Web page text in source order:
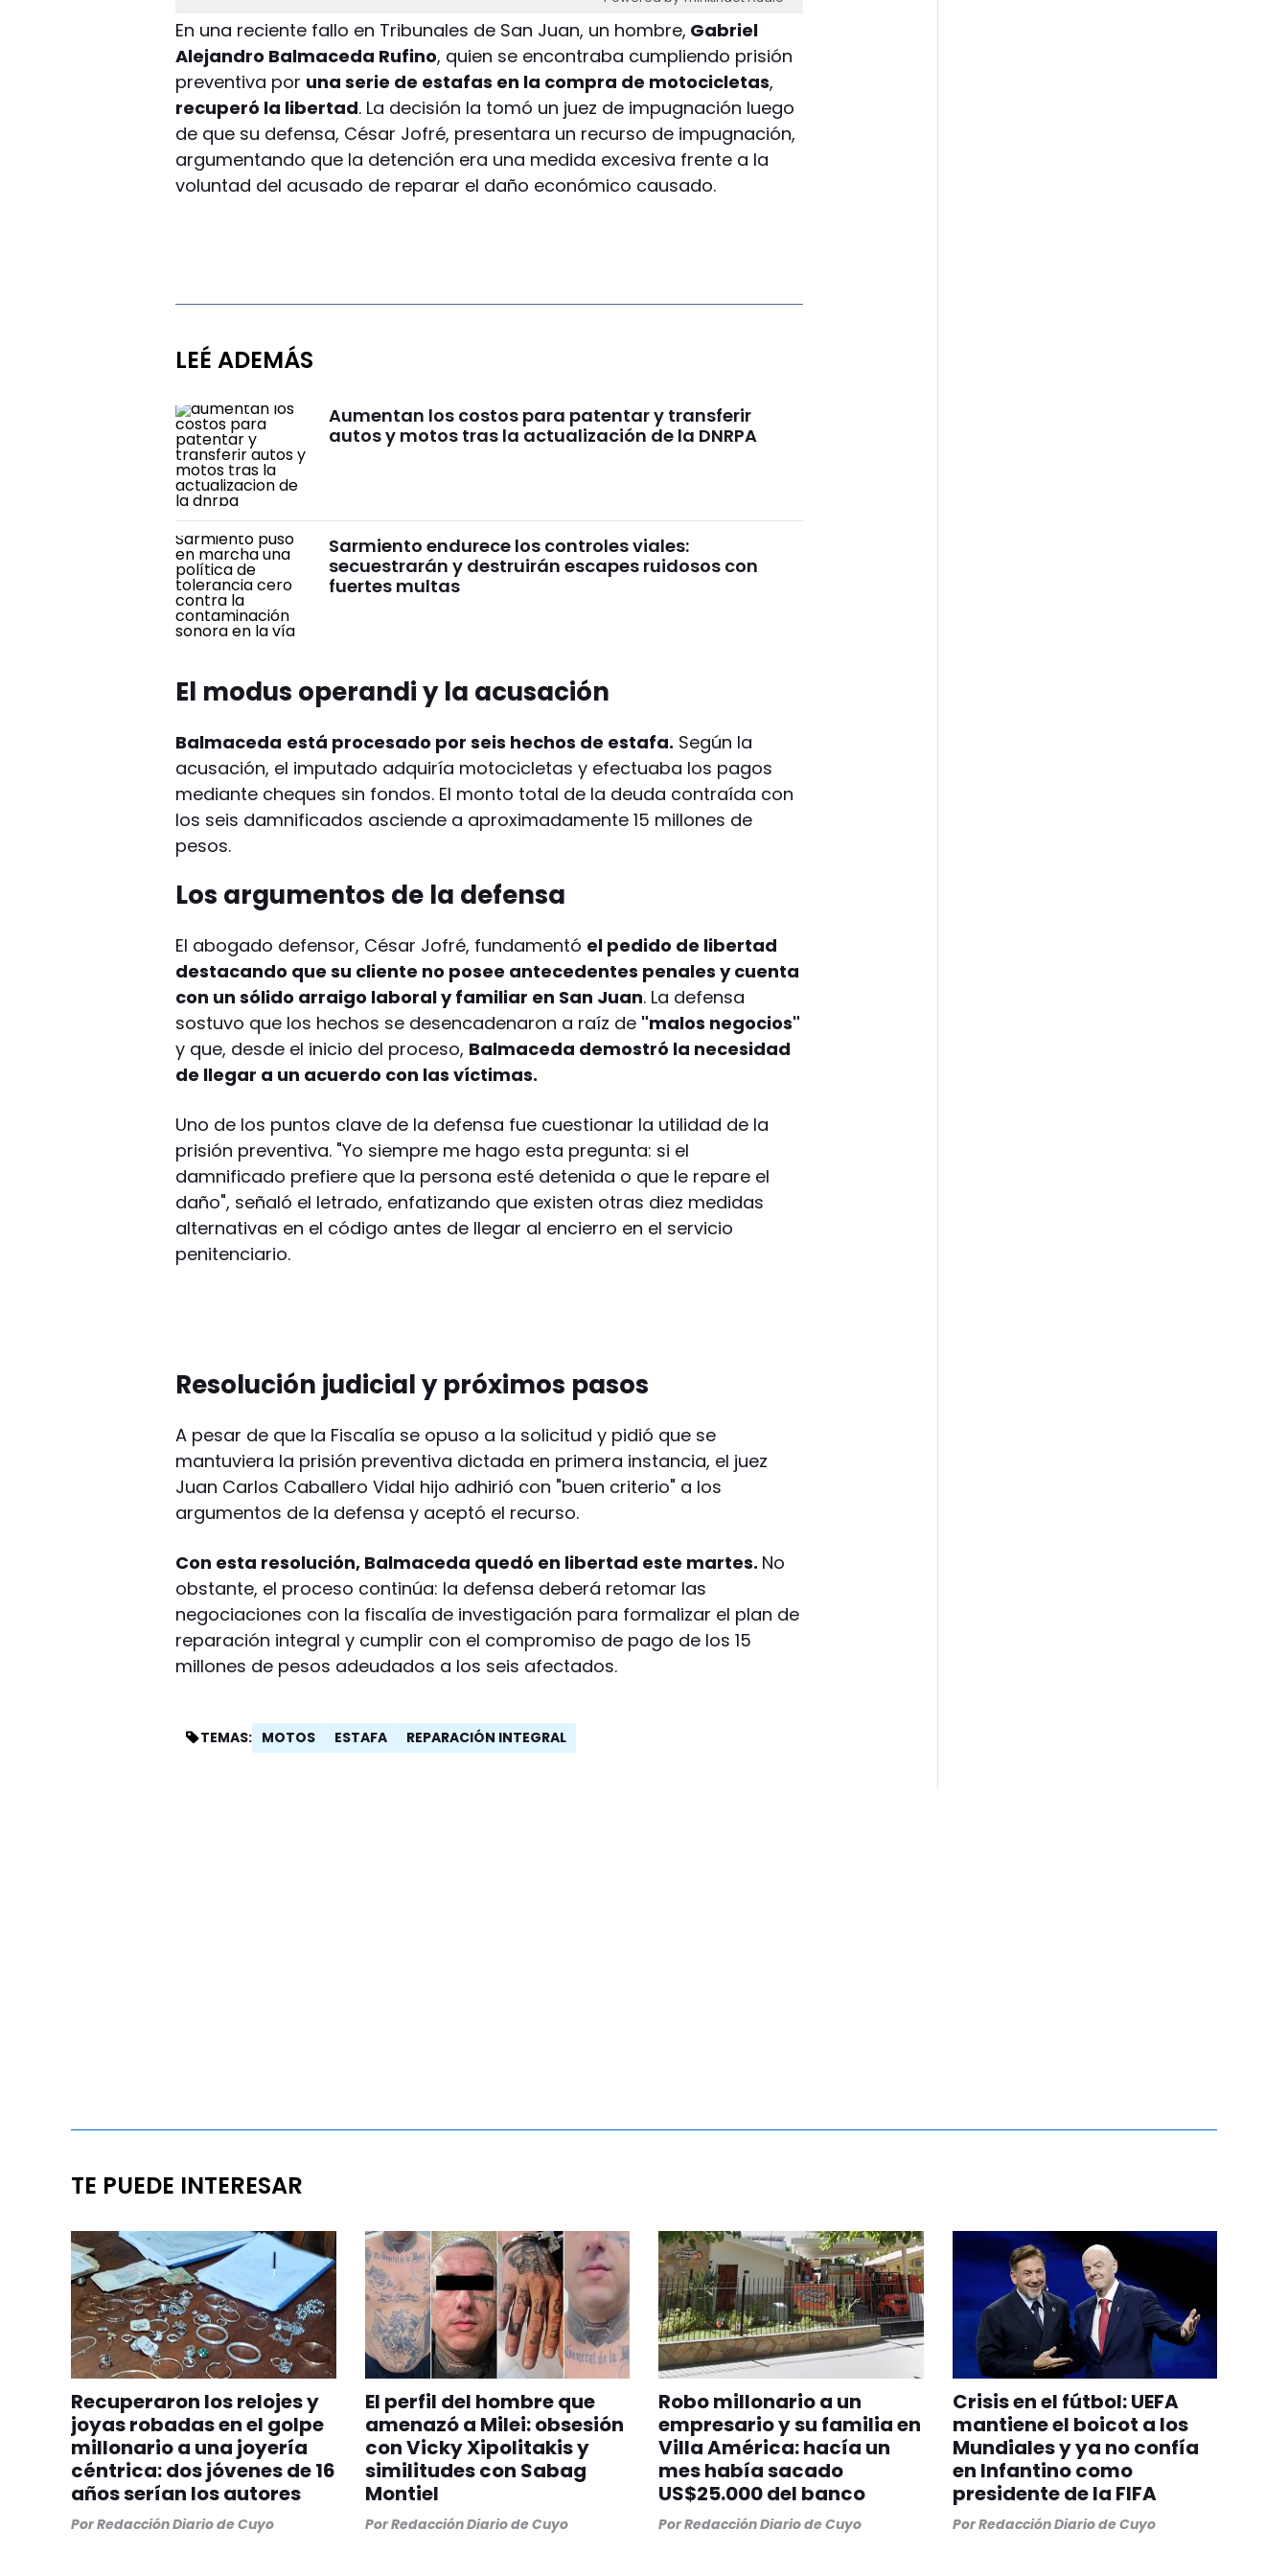
En una reciente fallo en Tribunales de San Juan, un hombre, Gabriel
Alejandro Balmaceda Rufino, quien se encontraba cumpliendo prisión
preventiva por una serie de estafas en la compra de motocicletas,
recuperó la libertad. La decisión la tomó un juez de impugnación luego
de que su defensa, César Jofré, presentara un recurso de impugnación,
argumentando que la detención era una medida excesiva frente a la
voluntad del acusado de reparar el daño económico causado.
LEÉ ADEMÁS
Aumentan los costos para patentar y transferir
autos y motos tras la actualización de la DNRPA
Sarmiento endurece los controles viales:
secuestrarán y destruirán escapes ruidosos con
fuertes multas
El modus operandi y la acusación
Balmaceda está procesado por seis hechos de estafa. Según la
acusación, el imputado adquiría motocicletas y efectuaba los pagos
mediante cheques sin fondos. El monto total de la deuda contraída con
los seis damnificados asciende a aproximadamente 15 millones de
pesos.
Los argumentos de la defensa
El abogado defensor, César Jofré, fundamentó el pedido de libertad
destacando que su cliente no posee antecedentes penales y cuenta
con un sólido arraigo laboral y familiar en San Juan. La defensa
sostuvo que los hechos se desencadenaron a raíz de "malos negocios"
y que, desde el inicio del proceso, Balmaceda demostró la necesidad
de llegar a un acuerdo con las víctimas.
Uno de los puntos clave de la defensa fue cuestionar la utilidad de la
prisión preventiva. "Yo siempre me hago esta pregunta: si el
damnificado prefiere que la persona esté detenida o que le repare el
daño", señaló el letrado, enfatizando que existen otras diez medidas
alternativas en el código antes de llegar al encierro en el servicio
penitenciario.
Resolución judicial y próximos pasos
A pesar de que la Fiscalía se opuso a la solicitud y pidió que se
mantuviera la prisión preventiva dictada en primera instancia, el juez
Juan Carlos Caballero Vidal hijo adhirió con "buen criterio" a los
argumentos de la defensa y aceptó el recurso.
Con esta resolución, Balmaceda quedó en libertad este martes. No
obstante, el proceso continúa: la defensa deberá retomar las
negociaciones con la fiscalía de investigación para formalizar el plan de
reparación integral y cumplir con el compromiso de pago de los 15
millones de pesos adeudados a los seis afectados.
TEMAS: MOTOS ESTAFA REPARACIÓN INTEGRAL
TE PUEDE INTERESAR
Recuperaron los relojes y
joyas robadas en el golpe
millonario a una joyería
céntrica: dos jóvenes de 16
años serían los autores
PorRedacción Diario de Cuyo
El perfil del hombre que
amenazó a Milei: obsesión
con Vicky Xipolitakis y
similitudes con Sabag
Montiel
PorRedacción Diario de Cuyo
Robo millonario a un
empresario y su familia en
Villa América: hacía un
mes había sacado
US$25.000 del banco
PorRedacción Diario de Cuyo
Crisis en el fútbol: UEFA
mantiene el boicot a los
Mundiales y ya no confía
en Infantino como
presidente de la FIFA
PorRedacción Diario de Cuyo